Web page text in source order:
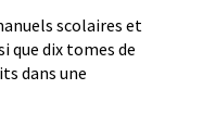
scolaires et
que dix tomes de
dans une